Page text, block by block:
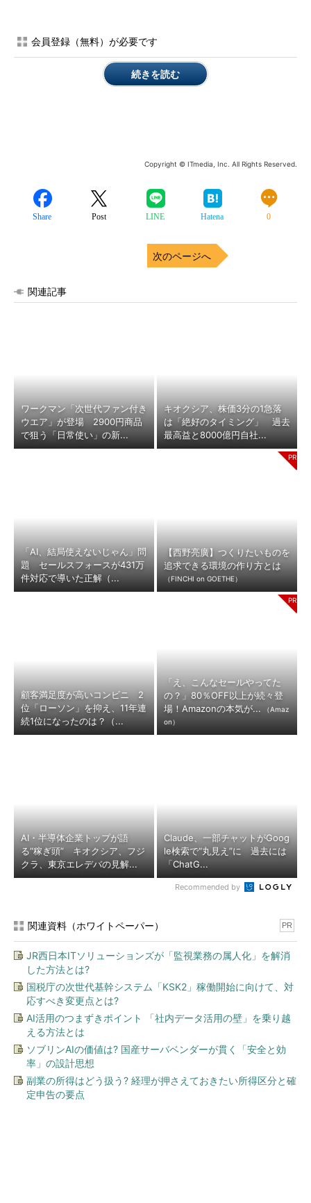
会員登録（無料）が必要です
続きを読む
Copyright © ITmedia, Inc. All Rights Reserved.
Share Post LINE Hatena 0
次のページへ
関連記事
ワークマン「次世代ファン付き
ウエア」が登場 2900円商品
で狙う「日常使い」の新...
キオクシア、株価3分の1急落
は「絶好のタイミング」 過去
最高益と8000億円自社...
「AI、結局使えないじゃん」問
題 セールスフォースが431万
件対応で導いた正解（...
【西野亮廣】つくりたいものを
追求できる環境の作り方とは
（FINCHI on GOETHE）
顧客満足度が高いコンビニ 2
位「ローソン」を抑え、11年連
続1位になったのは？（...
「え、こんなセールやってた
の？」80％OFF以上が続々登
場！Amazonの本気が...
（Amaz
on）
AI・半導体企業トップが語
る“稼ぎ頭” キオクシア、フジ
クラ、東京エレデバの見解...
Claude、一部チャットがGoog
le検索で“丸見え”に 過去には
「ChatG...
Recommended by
関連資料（ホワイトペーパー） PR
JR西日本ITソリューションズが「監視業務の属人化」を解消
した方法とは?
国税庁の次世代基幹システム「KSK2」稼働開始に向けて、対
応すべき変更点とは?
AI活用のつまずきポイント 「社内データ活用の壁」を乗り越
える方法とは
ソブリンAIの価値は? 国産サーバベンダーが貫く「安全と効
率」の設計思想
副業の所得はどう扱う? 経理が押さえておきたい所得区分と確
定申告の要点